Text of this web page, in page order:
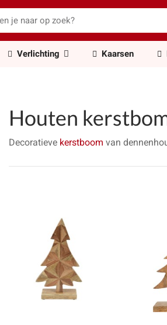
Verlichting Kaarsen
Houten
Decoratieve kerstboom van